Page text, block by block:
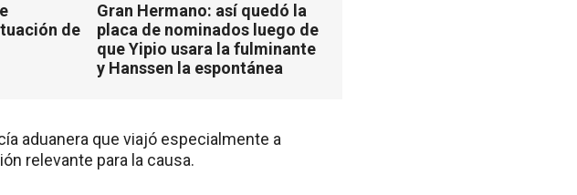
de
Gran Hermano: así quedó la
placa de nominados luego de
que Yipio usara la fulminante
y Hanssen la espontánea
aduanera que viajó especialmente a
relevante para la causa.